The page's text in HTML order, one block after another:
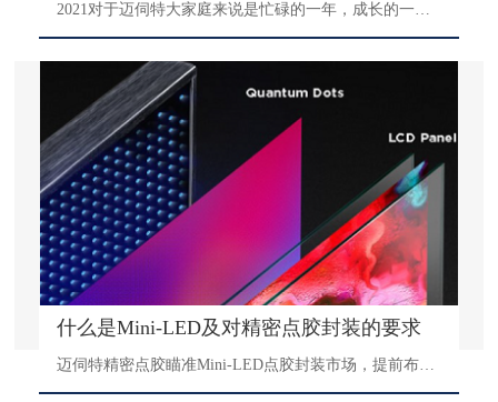
2021对于迈伺特大家庭来说是忙碌的一年，成长的一年，转眼又到圣诞节，在这个带着通话故事的节日里公司为大家准备了平安夜必不可少的大苹果，寓意平平安安、平安有福。迈伺特祝全体员工圣诞节快乐！
什么是Mini-LED及对精密点胶封装的要求
迈伺特精密点胶瞄准Mini-LED点胶封装市场，提前布局，深入研发的MEST-C5系列在线式高速高精密点胶系统目前已实现Mini-LED领域点胶的落地应用，系统具有高精密，高稳定性，操作简便的特点，其轨道宽度可调，并具有倾斜点胶，产品预热，阀体加热，UV固化等。